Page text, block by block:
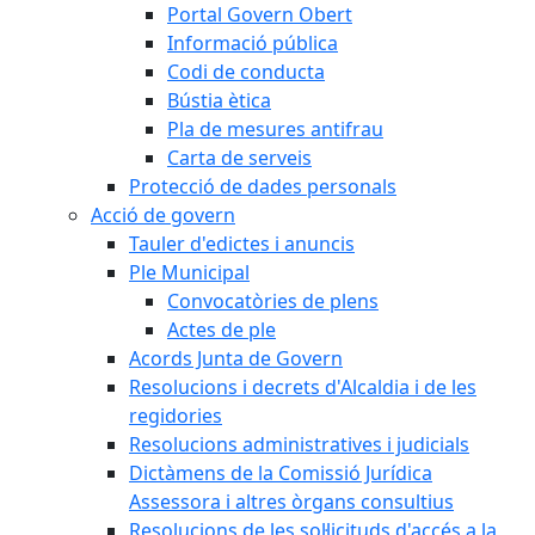
Portal Govern Obert
Informació pública
Codi de conducta
Bústia ètica
Pla de mesures antifrau
Carta de serveis
Protecció de dades personals
Acció de govern
Tauler d'edictes i anuncis
Ple Municipal
Convocatòries de plens
Actes de ple
Acords Junta de Govern
Resolucions i decrets d'Alcaldia i de les
regidories
Resolucions administratives i judicials
Dictàmens de la Comissió Jurídica
Assessora i altres òrgans consultius